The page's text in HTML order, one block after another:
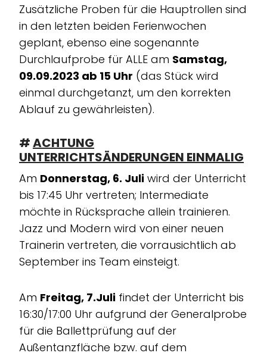
Zusätzliche Proben für die Hauptrollen sind
in den letzten beiden Ferienwochen
geplant, ebenso eine sogenannte
Durchlaufprobe für ALLE am Samstag,
09.09.2023 ab 15 Uhr (das Stück wird
einmal durchgetanzt, um den korrekten
Ablauf zu gewährleisten).
#ACHTUNG
UNTERRICHTSÄNDERUNGEN EINMALIG
Am Donnerstag, 6. Juli wird der Unterricht
bis 17:45 Uhr vertreten; Intermediate
möchte in Rücksprache allein trainieren.
Jazz und Modern wird von einer neuen
Trainerin vertreten, die vorrausichtlich ab
September ins Team einsteigt.
Am Freitag, 7.Juli findet der Unterricht bis
16:30/17:00 Uhr aufgrund der Generalprobe
für die Ballettprüfung auf der
Außentanzfläche bzw. auf dem